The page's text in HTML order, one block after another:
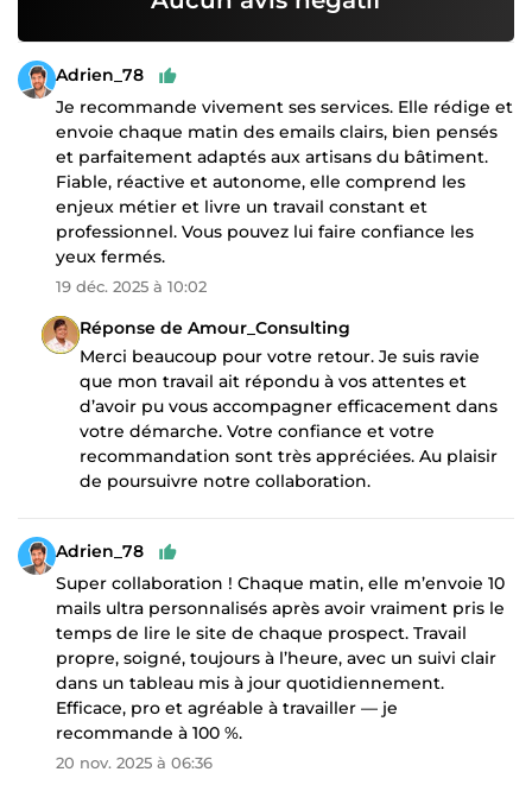
Adrien_78
Je recommande vivement ses services. Elle rédige et
envoie chaque matin des emails clairs, bien pensés
et parfaitement adaptés aux artisans du bâtiment.
Fiable, réactive et autonome, elle comprend les
enjeux métier et livre un travail constant et
professionnel. Vous pouvez lui faire confiance les
yeux fermés.
19 déc. 2025 à 10:02
Réponse de Amour_Consulting
Merci beaucoup pour votre retour. Je suis ravie
que mon travail ait répondu à vos attentes et
d’avoir pu vous accompagner efficacement dans
votre démarche. Votre confiance et votre
recommandation sont très appréciées. Au plaisir
de poursuivre notre collaboration.
Adrien_78
Super collaboration ! Chaque matin, elle m’envoie 10
mails ultra personnalisés après avoir vraiment pris le
temps de lire le site de chaque prospect. Travail
propre, soigné, toujours à l’heure, avec un suivi clair
dans un tableau mis à jour quotidiennement.
Efficace, pro et agréable à travailler — je
recommande à 100 %.
20 nov. 2025 à 06:36